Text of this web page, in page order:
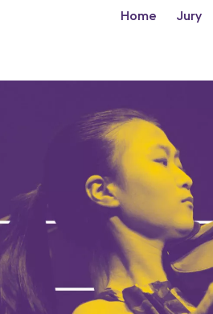
Home Jury